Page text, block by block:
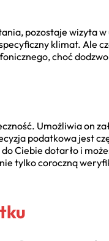
pozostaje wizyta
klimat. Ale
choć
Umożliwia on
podatkowa jest
Ciebie dotarło i
tylko coroczną